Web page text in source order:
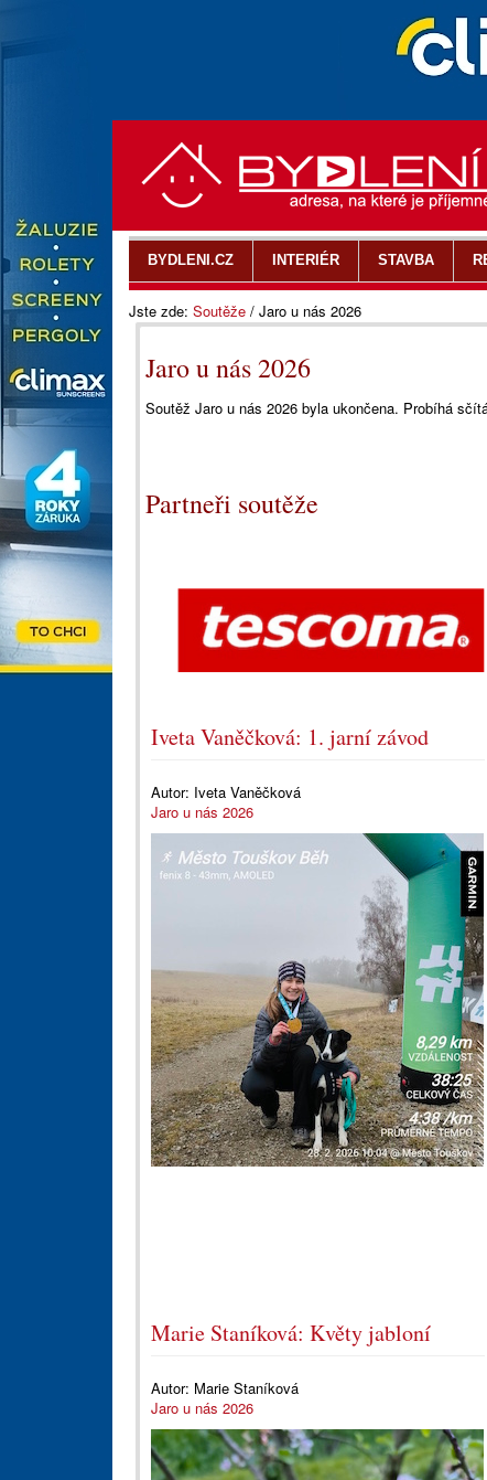
Jste zde: Soutěže / Jaro u nás 2026
Jaro u nás 2026
Soutěž Jaro u nás 2026 byla ukončena. Probíhá
Partneři soutěže
Iveta Vaněčková: 1. jarní závod
Autor: Iveta Vaněčková
Jaro u nás 2026
Marie Staníková: Květy jabloní
Autor: Marie Staníková
Jaro u nás 2026
BYDLENI.CZ INTERIÉR STAVBA